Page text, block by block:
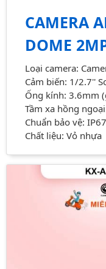
CAMERA
DOME
Loại camera:
Cảm biến: 1/2.7''
Ống kính: 3.6mm
Tầm xa hồng
Chuẩn bảo vệ: IP67
Chất liệu: Vỏ nhựa